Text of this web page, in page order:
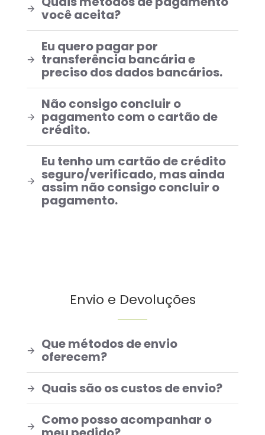
você aceita?
Eu quero pagar por
transferência bancária e
preciso dos dados bancários.
Não consigo concluir o
pagamento com o cartão de
crédito.
Eu tenho um cartão de crédito
seguro/verificado, mas ainda
assim não consigo concluir o
pagamento.
Envio e Devoluções
Que métodos de envio
oferecem?
Quais são os custos de envio?
Como posso acompanhar o